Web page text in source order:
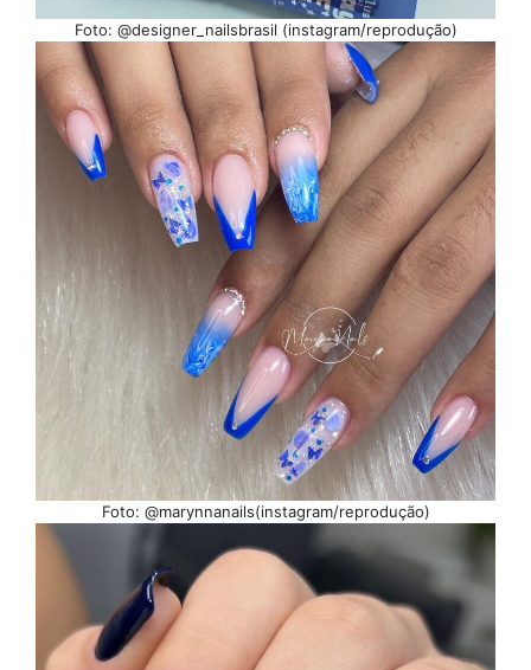
Foto: @designer_nailsbrasil (instagram/reprodução)
Foto: @marynnanails(instagram/reprodução)